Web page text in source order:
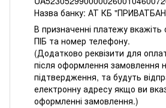
Назва банку: АТ КБ
В призначенні платежу
ПІБ та номер телефону.
(Додатково реквізити для
після оформлення замовлення
підтвердження, та будуть
електронну адресу якщо ви
оформленні замовлення.)